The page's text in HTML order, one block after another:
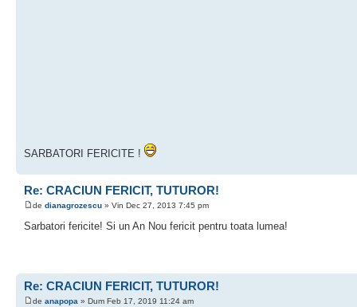
SARBATORI FERICITE !
Re: CRACIUN FERICIT, TUTUROR!
de dianagrozescu » Vin Dec 27, 2013 7:45 pm
Sarbatori fericite! Si un An Nou fericit pentru toata lumea!
Re: CRACIUN FERICIT, TUTUROR!
de anapopa » Dum Feb 17, 2019 11:24 am